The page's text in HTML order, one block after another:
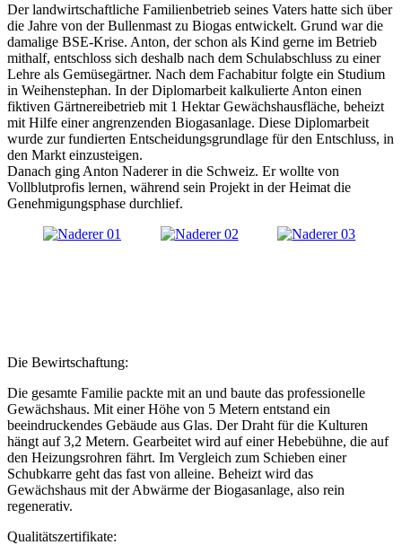
Der landwirtschaftliche Familienbetrieb seines Vaters hatte sich über
die Jahre von der Bullenmast zu Biogas entwickelt. Grund war die
damalige BSE-Krise. Anton, der schon als Kind gerne im Betrieb
mithalf, entschloss sich deshalb nach dem Schulabschluss zu einer
Lehre als Gemüsegärtner. Nach dem Fachabitur folgte ein Studium
in Weihenstephan. In der Diplomarbeit kalkulierte Anton einen
fiktiven Gärtnereibetrieb mit 1 Hektar Gewächshausfläche, beheizt
mit Hilfe einer angrenzenden Biogasanlage. Diese Diplomarbeit
wurde zur fundierten Entscheidungsgrundlage für den Entschluss, in
den Markt einzusteigen.
Danach ging Anton Naderer in die Schweiz. Er wollte von
Vollblutprofis lernen, während sein Projekt in der Heimat die
Genehmigungsphase durchlief.
Die Bewirtschaftung:
Die gesamte Familie packte mit an und baute das professionelle
Gewächshaus. Mit einer Höhe von 5 Metern entstand ein
beeindruckendes Gebäude aus Glas. Der Draht für die Kulturen
hängt auf 3,2 Metern. Gearbeitet wird auf einer Hebebühne, die auf
den Heizungsrohren fährt. Im Vergleich zum Schieben einer
Schubkarre geht das fast von alleine. Beheizt wird das
Gewächshaus mit der Abwärme der Biogasanlage, also rein
regenerativ.
Qualitätszertifikate: